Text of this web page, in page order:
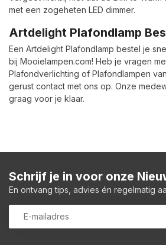
met een zogeheten LED dimmer.
Artdelight Plafondlamp
Een Artdelight Plafondlamp bestel je
bij Mooielampen.com! Heb je vragen
Plafondverlichting of Plafondlampen
gerust contact met ons op. Onze
graag voor je klaar.
Schrijf je in voor onze
En ontvang tips, advies én regelmatig